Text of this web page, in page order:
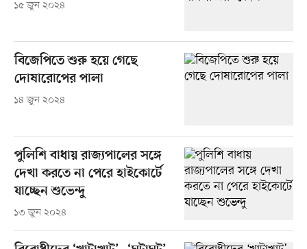
১৫ জুন ২০২৪
বিজেপিতে শুরু হয়ে গেছে
দোষারোপের পালা
১৪ জুন ২০২৪
পুলিশি বাধায় রাজ্যপালের সঙ্গে
দেখা করতে না পেরে হাইকোর্টে
যাচ্ছেন শুভেন্দু
১৩ জুন ২০২৪